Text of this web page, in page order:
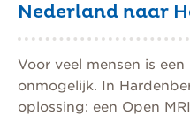
Nederland naar
Voor veel mensen is
onmogelijk. In
oplossing: een Open